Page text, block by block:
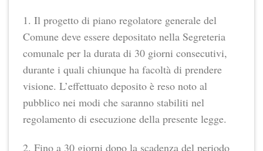
1. Il progetto di piano regolatore generale del
Comune deve essere depositato nella Segreteria
comunale per la durata di 30 giorni consecutivi,
durante i quali chiunque ha facoltà di prendere
visione. L’effettuato deposito è reso noto al
pubblico nei modi che saranno stabiliti nel
regolamento di esecuzione della presente legge.
2. Fino a 30 giorni dopo la scadenza del periodo